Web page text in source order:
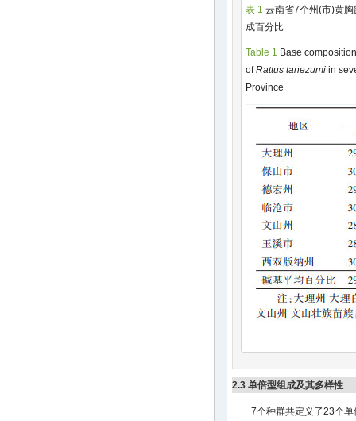
表 1 云南省7个州(市)黄
成百分比
Table 1 Base
ofRattus tanezumi in
Province
2.3 单倍型组成及其多样性
7个种群共定义了23个